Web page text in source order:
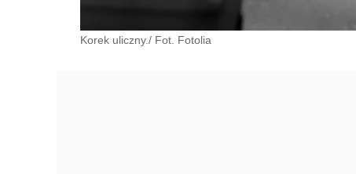
Korek uliczny./ Fot. Fotolia